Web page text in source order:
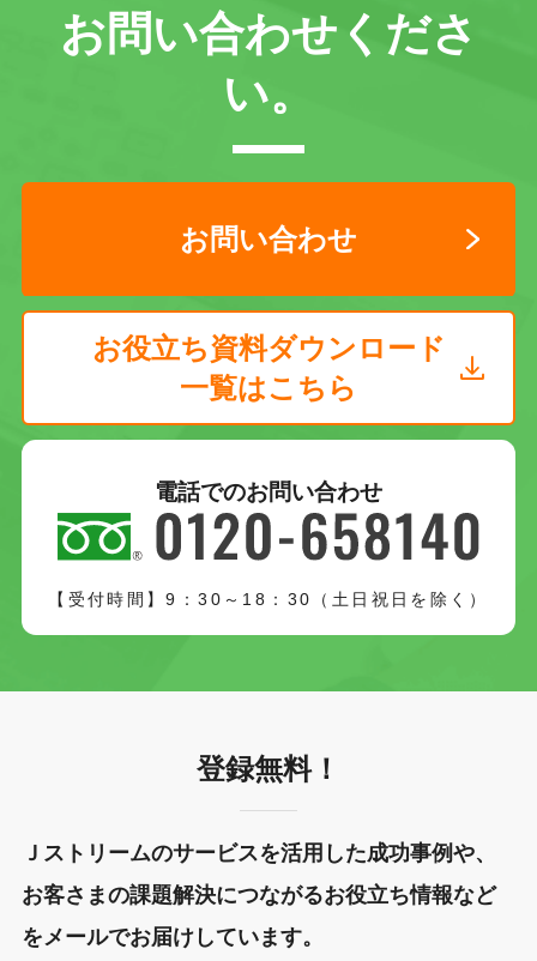
お問い合わせくださ
い。
お問い合わせ
お役立ち資料ダウンロード
一覧はこちら
電話でのお問い合わせ
【受付時間】9：30～18：30（土日祝日を除く）
登録無料！
Ｊストリームのサービスを活用した成功事例や、
お客さまの課題解決につながるお役立ち情報など
をメールでお届けしています。